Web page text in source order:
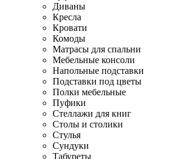
Диваны
Кресла
Кровати
Комоды
Матрасы для спальни
Мебельные консоли
Напольные подставки
Подставки под цветы
Полки мебельные
Пуфики
Стеллажи для книг
Столы и столики
Стулья
Сундуки
Табуреты